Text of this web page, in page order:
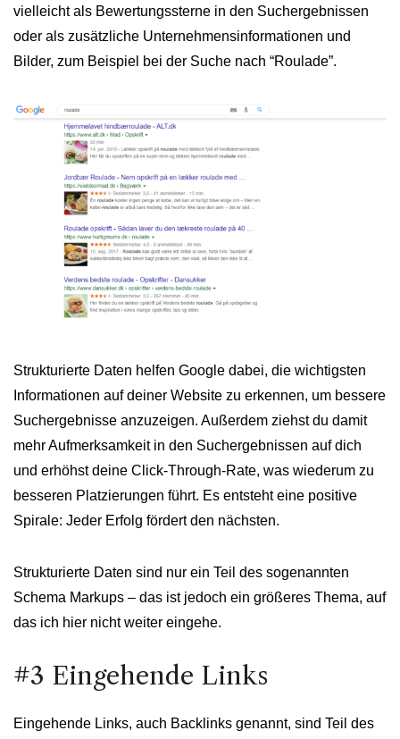
vielleicht als Bewertungssterne in den Suchergebnissen
oder als zusätzliche Unternehmensinformationen und
Bilder, zum Beispiel bei der Suche nach “Roulade”.
Strukturierte Daten helfen Google dabei, die wichtigsten
Informationen auf deiner Website zu erkennen, um bessere
Suchergebnisse anzuzeigen. Außerdem ziehst du damit
mehr Aufmerksamkeit in den Suchergebnissen auf dich
und erhöhst deine Click-Through-Rate, was wiederum zu
besseren Platzierungen führt. Es entsteht eine positive
Spirale: Jeder Erfolg fördert den nächsten.
Strukturierte Daten sind nur ein Teil des sogenannten
Schema Markups – das ist jedoch ein größeres Thema, auf
das ich hier nicht weiter eingehe.
#3 Eingehende Links
Eingehende Links, auch Backlinks genannt, sind Teil des